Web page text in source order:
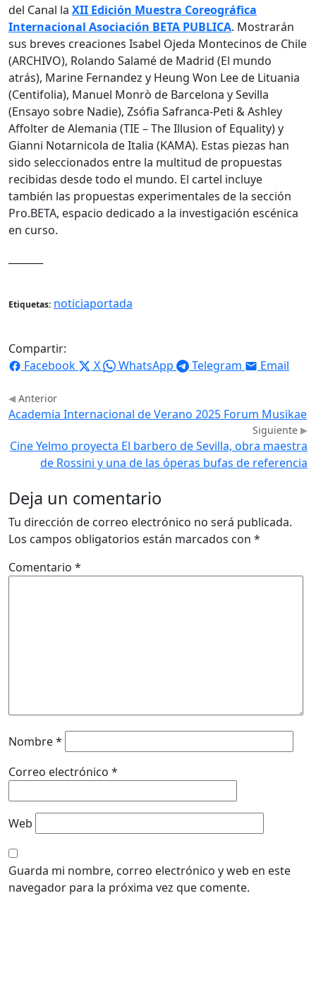
del Canal la XII Edición Muestra Coreográfica
Internacional Asociación BETA PUBLICA. Mostrarán
sus breves creaciones Isabel Ojeda Montecinos de Chile
(ARCHIVO), Rolando Salamé de Madrid (El mundo
atrás), Marine Fernandez y Heung Won Lee de Lituania
(Centifolia), Manuel Monrò de Barcelona y Sevilla
(Ensayo sobre Nadie), Zsófia Safranca-Peti & Ashley
Affolter de Alemania (TIE – The Illusion of Equality) y
Gianni Notarnicola de Italia (KAMA). Estas piezas han
sido seleccionados entre la multitud de propuestas
recibidas desde todo el mundo. El cartel incluye
también las propuestas experimentales de la sección
Pro.BETA, espacio dedicado a la investigación escénica
en curso.
Etiquetas: noticiaportada
Compartir:
Facebook
X WhatsApp Telegram Email
Anterior
Academia Internacional de Verano 2025 Forum Musikae
Siguiente
Cine Yelmo proyecta El barbero de Sevilla, obra maestra
de Rossini y una de las óperas bufas de referencia
Deja un comentario
Tu dirección de correo electrónico no será publicada.
Los campos obligatorios están marcados con *
Comentario *
Nombre*
Correo electrónico *
Web
Guarda mi nombre, correo electrónico y web en este
navegador para la próxima vez que comente.